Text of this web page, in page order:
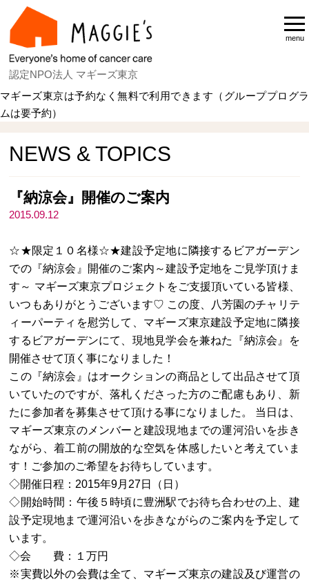
認定NPO法人 マギーズ東京
menu
マギーズ東京は予約なく無料で利用できます（グループプログラ
ムは要予約）
NEWS & TOPICS
『納涼会』開催のご案内
2015.09.12
☆★限定１０名様☆★建設予定地に隣接するビアガーデン
での『納涼会』開催のご案内～建設予定地をご見学頂けま
す～ マギーズ東京プロジェクトをご支援頂いている皆様、
いつもありがとうございます♡ この度、八芳園のチャリテ
ィーパーティを慰労して、マギーズ東京建設予定地に隣接
するビアガーデンにて、現地見学会を兼ねた『納涼会』を
開催させて頂く事になりました！
この『納涼会』はオークションの商品として出品させて頂
いていたのですが、落札くださった方のご配慮もあり、新
たに参加者を募集させて頂ける事になりました。 当日は、
マギーズ東京のメンバーと建設現地までの運河沿いを歩き
ながら、着工前の開放的な空気を体感したいと考えていま
す！ご参加のご希望をお待ちしています。
◇開催日程：2015年9月27日（日）
◇開始時間：午後５時頃に豊洲駅でお待ち合わせの上、建
設予定現地まで運河沿いを歩きながらのご案内を予定して
います。
◇会 費：１万円
※実費以外の会費は全て、マギーズ東京の建設及び運営の